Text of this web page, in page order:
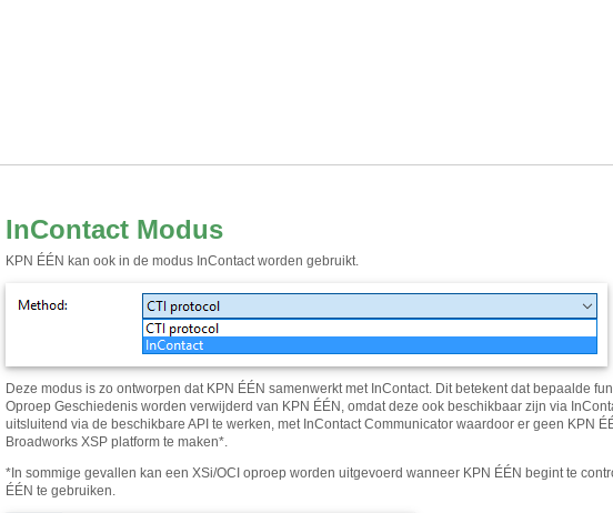
InContact Modus
KPN ÉÉN kan ook in de modus InContact worden gebruikt.
Deze modus is zo ontworpen dat KPN ÉÉN samenwerkt met InContact. Dit betekent dat bepaalde
Oproep Geschiedenis worden verwijderd van KPN ÉÉN, omdat deze ook beschikbaar zijn via
uitsluitend via de beschikbare API te werken, met InContact Communicator waardoor er geen KPN
Broadworks XSP platform te maken*.
* In sommige gevallen kan een XSi/OCI oproep worden uitgevoerd wanneer KPN ÉÉN begint te
ÉÉN te gebruiken.